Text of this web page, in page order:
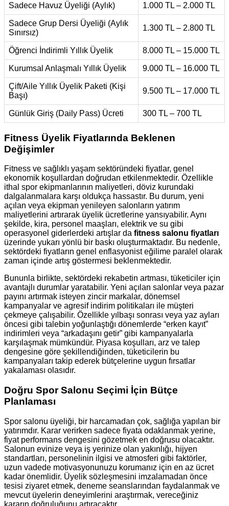
Sadece Havuz Üyeliği (Aylık) 1.000 TL – 2.000 TL
Sadece Grup Dersi Üyeliği (Aylık
Sınırsız)
1.300 TL – 2.800 TL
Öğrenci İndirimli Yıllık Üyelik 8.000 TL – 15.000 TL
Kurumsal Anlaşmalı Yıllık Üyelik 9.000 TL – 16.000 TL
Çift/Aile Yıllık Üyelik Paketi (Kişi
Başı)
9.500 TL – 17.000 TL
Günlük Giriş (Daily Pass) Ücreti 300 TL – 700 TL
Fitness Üyelik Fiyatlarında Beklenen
Değişimler
Fitness ve sağlıklı yaşam sektöründeki fiyatlar, genel
ekonomik koşullardan doğrudan etkilenmektedir. Özellikle
ithal spor ekipmanlarının maliyetleri, döviz kurundaki
dalgalanmalara karşı oldukça hassastır. Bu durum, yeni
açılan veya ekipman yenileyen salonların yatırım
maliyetlerini artırarak üyelik ücretlerine yansıyabilir. Aynı
şekilde, kira, personel maaşları, elektrik ve su gibi
operasyonel giderlerdeki artışlar da fitness salonu fiyatları
üzerinde yukarı yönlü bir baskı oluşturmaktadır. Bu nedenle,
sektördeki fiyatların genel enflasyonist eğilime paralel olarak
zaman içinde artış göstermesi beklenmektedir.
Bununla birlikte, sektördeki rekabetin artması, tüketiciler için
avantajlı durumlar yaratabilir. Yeni açılan salonlar veya pazar
payını artırmak isteyen zincir markalar, dönemsel
kampanyalar ve agresif indirim politikaları ile müşteri
çekmeye çalışabilir. Özellikle yılbaşı sonrası veya yaz ayları
öncesi gibi talebin yoğunlaştığı dönemlerde “erken kayıt”
indirimleri veya “arkadaşını getir” gibi kampanyalarla
karşılaşmak mümkündür. Piyasa koşulları, arz ve talep
dengesine göre şekillendiğinden, tüketicilerin bu
kampanyaları takip ederek bütçelerine uygun fırsatlar
yakalaması olasıdır.
Doğru Spor Salonu Seçimi İçin Bütçe
Planlaması
Spor salonu üyeliği, bir harcamadan çok, sağlığa yapılan bir
yatırımdır. Karar verirken sadece fiyata odaklanmak yerine,
fiyat performans dengesini gözetmek en doğrusu olacaktır.
Salonun evinize veya iş yerinize olan yakınlığı, hijyen
standartları, personelinin ilgisi ve atmosferi gibi faktörler,
uzun vadede motivasyonunuzu korumanız için en az ücret
kadar önemlidir. Üyelik sözleşmesini imzalamadan önce
tesisi ziyaret etmek, deneme seanslarından faydalanmak ve
mevcut üyelerin deneyimlerini araştırmak, vereceğiniz
kararın doğruluğunu artıracaktır.